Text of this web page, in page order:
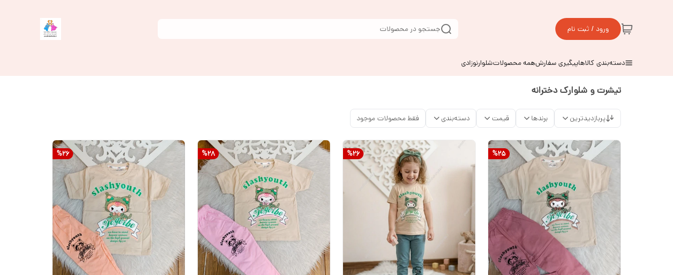
ورود / ثبت نام جستجو در محصولات
دسته‌بندی کالاهاپیگیری سفارشهمه محصولاتشلوارنوزادی
تیشرت و شلوارک دخترانه
پربازدیدترین برندها قیمت دسته‌بندی فقط محصولات موجود
%25
%26
%28
%26